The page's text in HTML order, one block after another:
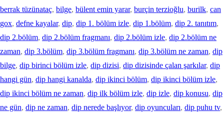
berrak tüzünataç, bilge, bülent emin yarar, burçin terzioğlu, burilk, can
gox, defne kayalar, dip, dip 1. bölüm izle, dip 1.bölüm, dip 2. tanıtım
dip 2.bölüm, dip 2.bölüm fragmanı, dip 2.bölüm izle, dip 2.bölüm ne
zaman, dip 3.bölüm, dip 3.bölüm fragmanı, dip 3.bölüm ne zaman, dip
bilge, dip birinci bölüm izle, dip dizisi, dip dizisinde çalan şarkılar, dip
hangi gün, dip hangi kanalda, dip ikinci bölüm, dip ikinci bölüm izle
dip ikinci bölüm ne zaman, dip ilk bölüm izle, dip izle, dip konusu, dip
ne gün, dip ne zaman, dip nerede başlıyor, dip oyuncuları, dip puhu tv